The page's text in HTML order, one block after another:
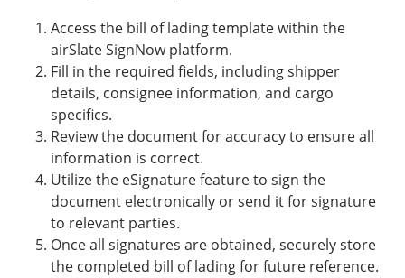
Access the bill of lading template within the
airSlate SignNow platform.
Fill in the required fields, including shipper
details, consignee information, and cargo
specifics.
Review the document for accuracy to ensure all
information is correct.
Utilize the eSignature feature to sign the
document electronically or send it for signature
to relevant parties.
Once all signatures are obtained, securely store
the completed bill of lading for future reference.